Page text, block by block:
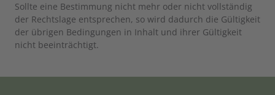
Sollte eine Bestimmung nicht mehr oder nicht vollständig
der Rechtslage entsprechen, so wird dadurch die Gültigkeit
der übrigen Bedingungen in Inhalt und ihrer Gültigkeit
nicht beeinträchtigt.